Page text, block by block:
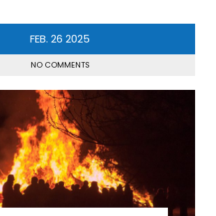
FEB. 26 2025
NO COMMENTS